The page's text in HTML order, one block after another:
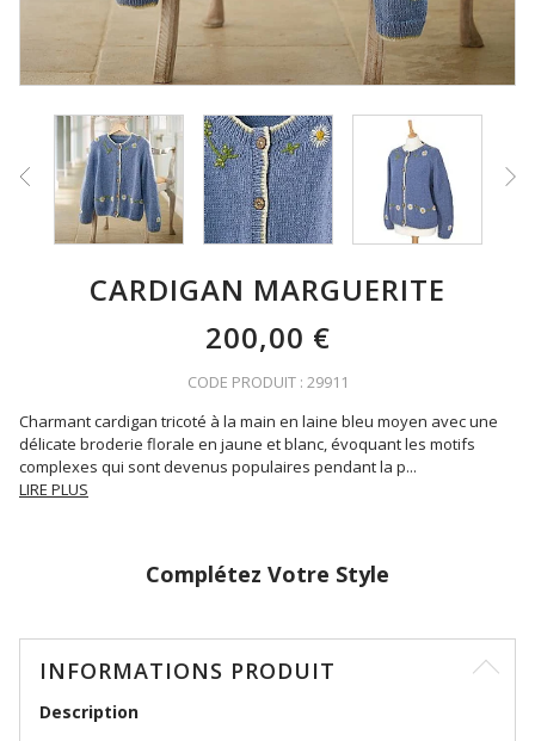
CARDIGAN MARGUERITE
200,00 €
CODE PRODUIT : 29911
Charmant cardigan tricoté à la main en laine bleu moyen avec une
délicate broderie florale en jaune et blanc, évoquant les motifs
complexes qui sont devenus populaires pendant la p...
LIRE PLUS
Complétez Votre Style
INFORMATIONS PRODUIT
Description